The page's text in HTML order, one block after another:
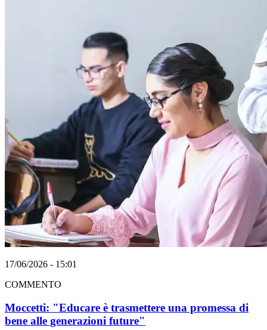
17/06/2026 - 15:01
COMMENTO
Moccetti: "Educare è trasmettere una promessa di
bene alle generazioni future"